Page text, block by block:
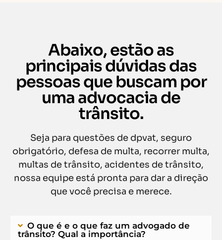
Abaixo, estão as
principais dúvidas das
pessoas que buscam por
uma advocacia de
trânsito.
Seja para questões de dpvat, seguro
obrigatório, defesa de multa, recorrer multa,
multas de trânsito, acidentes de trânsito,
nossa equipe está pronta para dar a direção
que você precisa e merece.
O que é e o que faz um advogado de
trânsito? Qual a importância?